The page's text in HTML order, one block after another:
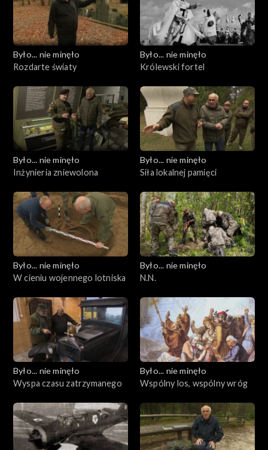
Było... nie minęło
Rozdarte światy
Było... nie minęło
Królewski fortel
Było... nie minęło
Inżynieria zniewolona
Było... nie minęło
Siła lokalnej pamięci
Było... nie minęło
W cieniu wojennego lotniska
Było... nie minęło
N.N.
Było... nie minęło
Wyspa czasu zatrzymanego
Było... nie minęło
Wspólny los, wspólny wróg